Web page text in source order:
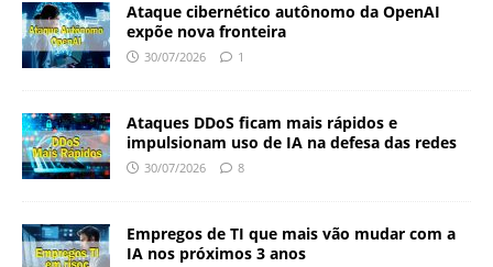
Ataque cibernético autônomo da OpenAI
expõe nova fronteira
30/07/2026 1
Ataques DDoS ficam mais rápidos e
impulsionam uso de IA na defesa das redes
30/07/2026 8
Empregos de TI que mais vão mudar com a
IA nos próximos 3 anos